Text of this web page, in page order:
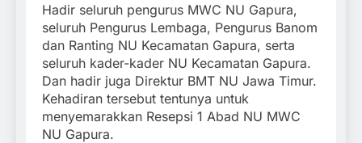
Hadir seluruh pengurus MWC NU Gapura,
seluruh Pengurus Lembaga, Pengurus Banom
dan Ranting NU Kecamatan Gapura, serta
seluruh kader-kader NU Kecamatan Gapura.
Dan hadir juga Direktur BMT NU Jawa Timur.
Kehadiran tersebut tentunya untuk
menyemarakkan Resepsi 1 Abad NU MWC
NU Gapura.